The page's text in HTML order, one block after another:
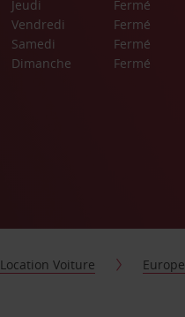
Jeudi
Fermé
Vendredi
Fermé
Samedi
Fermé
Dimanche
Fermé
Location Voiture Europe